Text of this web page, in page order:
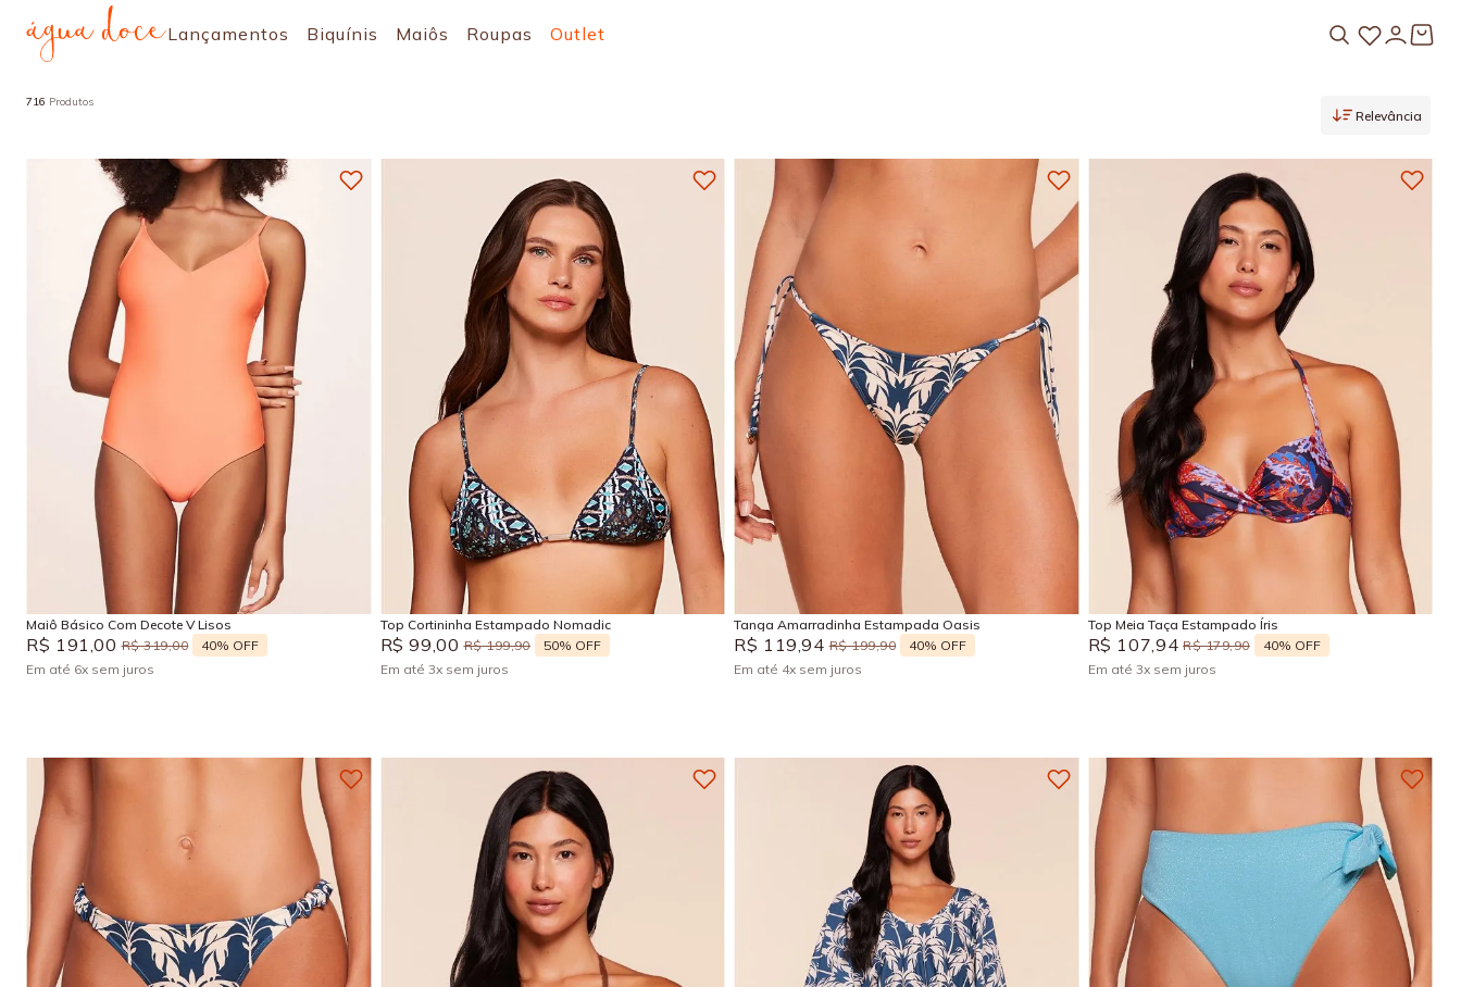
Lançamentos Biquínis Maiôs Roupas Outlet
716 Produtos
Relevância
Adicionar na sacola
Maiô Básico Com Decote V Lisos
R$ 191,00 R$ 319,00 40% OFF
Em até 6x sem juros
M G GG
Top Cortininha Estampado Nomadic
R$ 99,00 R$ 199,90 50% OFF
Em até 3x sem juros
G
Adicionar na sacola
Tanga Amarradinha Estampada Oasis
R$ 119,94 R$ 199,90 40% OFF
Em até 4x sem juros
P GG
Top Meia Taça Estampado Íris
R$ 107,94 R$ 179,90 40% OFF
Em até 3x sem juros